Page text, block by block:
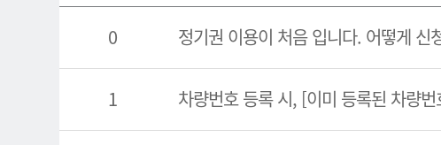
0 정기권 이용이 처음 입니다. 어떻게 신
1 차량번호 등록 시, [이미 등록된 차량